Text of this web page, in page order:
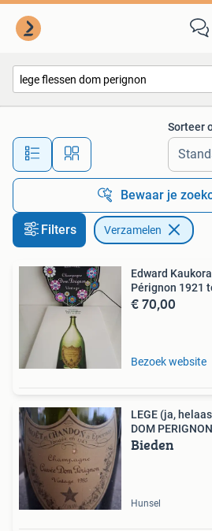
Alle afstanden…
Sorteer
Bewaar je
Filters Verzamelen
Edward
Pérignon 1921
€ 70,00
Bezoek website
LEGE (ja,
DOM
Bieden
Hunsel